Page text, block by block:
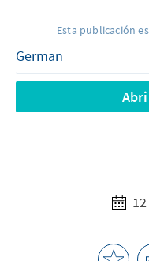
Esta publicación